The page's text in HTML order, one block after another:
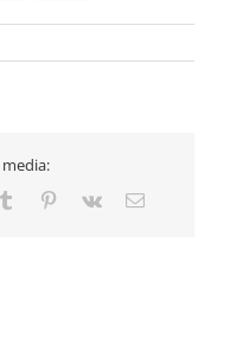
Tumblr Pinterest
Vk
E-